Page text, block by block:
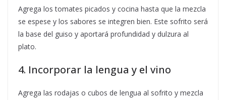
Agrega los tomates picados y cocina hasta que la mezcla
se espese y los sabores se integren bien. Este sofrito será
la base del guiso y aportará profundidad y dulzura al
plato.
4. Incorporar la lengua y el vino
Agrega las rodajas o cubos de lengua al sofrito y mezcla